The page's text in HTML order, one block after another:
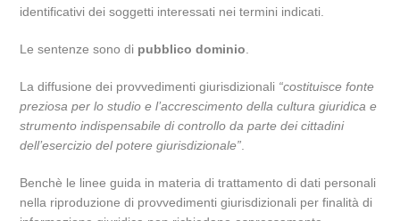
identificativi dei soggetti interessati nei termini indicati.
Le sentenze sono di pubblico dominio
La diffusione dei provvedimenti giurisdizionali “costituisce fonte
preziosa per lo studio e l’accrescimento della cultura giuridica e
strumento indispensabile di controllo da parte dei cittadini
dell’esercizio del potere giurisdizionale”
Benchè le linee guida in materia di trattamento di dati personali
nella riproduzione di provvedimenti giurisdizionali per finalità di